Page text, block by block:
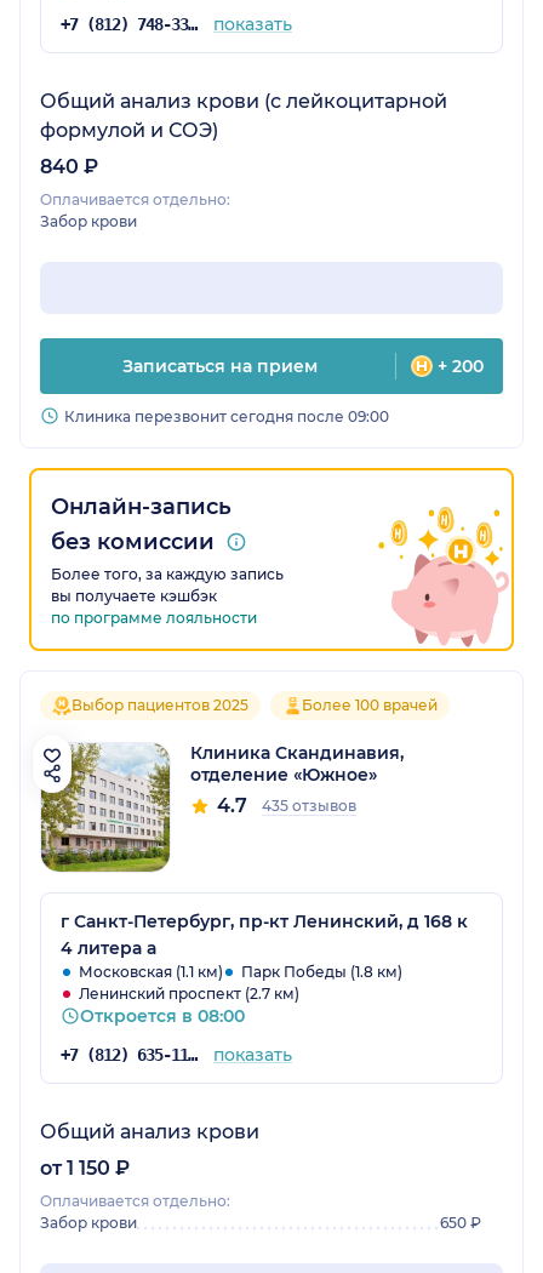
+7 (812) 748-33-79 показать
Общий анализ крови (с лейкоцитарной
формулой и СОЭ)
840 ₽
Оплачивается отдельно:
Забор крови
Записаться на прием + 200
Клиника перезвонит сегодня после 09:00
Онлайн-запись
без комиссии
Более того, за каждую запись
вы получаете кэшбэк
по программе лояльности
Выбор пациентов 2025 Более 100 врачей
Клиника Скандинавия,
отделение «Южное»
4.7 435 отзывов
г Санкт-Петербург, пр-кт Ленинский, д 168 к
4 литера а
Московская (1.1 км)
Парк Победы (1.8 км)
Ленинский проспект (2.7 км)
Откроется в 08:00
+7 (812) 635-11-79 показать
Общий анализ крови
от 1 150 ₽
Оплачивается отдельно:
Забор крови
650 ₽